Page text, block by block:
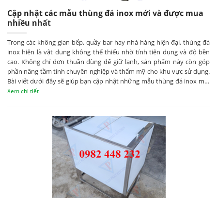
Cập nhật các mẫu thùng đá inox mới và được mua
nhiều nhất
Trong các không gian bếp, quầy bar hay nhà hàng hiện đại, thùng đá
inox hiện là vật dụng không thể thiếu nhờ tính tiện dụng và độ bền
cao. Không chỉ đơn thuần dùng để giữ lạnh, sản phẩm này còn góp
phần nâng tầm tính chuyên nghiệp và thẩm mỹ cho khu vực sử dụng.
Bài viết dưới đây sẽ giúp bạn cập nhật những mẫu thùng đá inox mới
đang được ưa chuộng trên thị trường hiện nay.
Xem chi tiết